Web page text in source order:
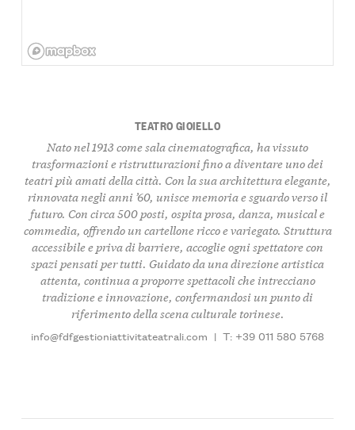
TEATRO GIOIELLO
Nato nel 1913 come sala cinematografica, ha vissuto
trasformazioni e ristrutturazioni fino a diventare uno dei
teatri più amati della città. Con la sua architettura elegante,
rinnovata negli anni ’60, unisce memoria e sguardo verso il
futuro. Con circa 500 posti, ospitaprosa, danza, musicale
commedia, offrendo un cartellone ricco e variegato. Struttura
accessibilee priva di barriere, accoglie ogni spettatore con
spazi pensati per tutti. Guidato da una direzione artistica
attenta, continua a proporre spettacoli che intrecciano
tradizioneeinnovazione, confermandosi un punto di
riferimento della scena culturale torinese.
info@fdfgestioniattivitateatrali.com | T: +39 011 580 5768